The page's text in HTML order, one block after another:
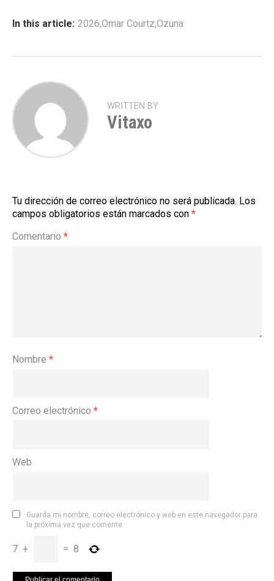
In this article: 2026,Omar Courtz,Ozuna
WRITTEN BY
Vitaxo
Tu dirección de correo electrónico no será publicada. Los
campos obligatorios están marcados con *
Comentario *
Nombre *
Correo electrónico *
Web
Guarda mi nombre, correo electrónico y web en este navegador para
la próxima vez que comente.
7 + = 8